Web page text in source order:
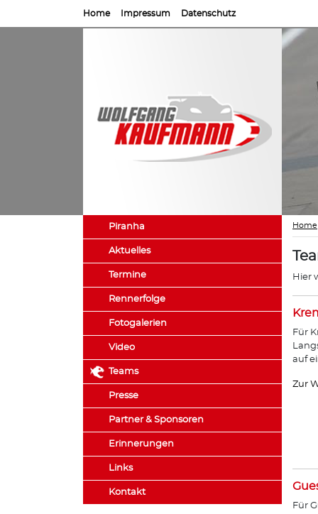
Home Impressum Datenschutz
Piranha
Aktuelles
Termine
Rennerfolge
Fotogalerien
Video
Teams
Presse
Partner & Sponsoren
Erinnerungen
Links
Kontakt
Home
Hier
Für
auf
Zur
Für